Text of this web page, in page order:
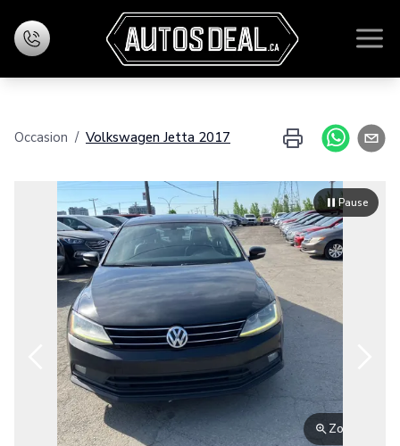
Financement
Évaluez votre échange
Nous joindre
Français Location
Occasion / Volkswagen Jetta 2017
Pause
Zoom